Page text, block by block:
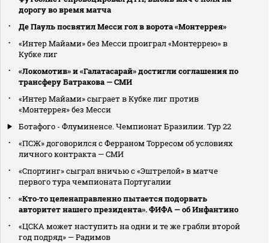
дорогу во время матча
Де Пауль посвятил Месси гол в ворота «Монтеррея»
«Интер Майами» без Месси проиграл «Монтеррею» в
Кубке лиг
«Локомотив» и «Галатасарай» достигли соглашения по
трансферу Батракова — СМИ
«Интер Майами» сыграет в Кубке лиг против
«Монтеррея» без Месси
Ботафого - Флуминенсе. Чемпионат Бразилии. Тур 22
«ПСЖ» договорился с Ферраном Торресом об условиях
личного контракта — СМИ
«Спортинг» сыграл вничью с «Эштрелой» в матче
первого тура чемпионата Португалии
«Кто‑то целенаправленно пытается подорвать
авторитет нашего президента». ФИФА — об Инфантино
«ЦСКА может наступить на одни и те же грабли второй
год подряд» — Радимов